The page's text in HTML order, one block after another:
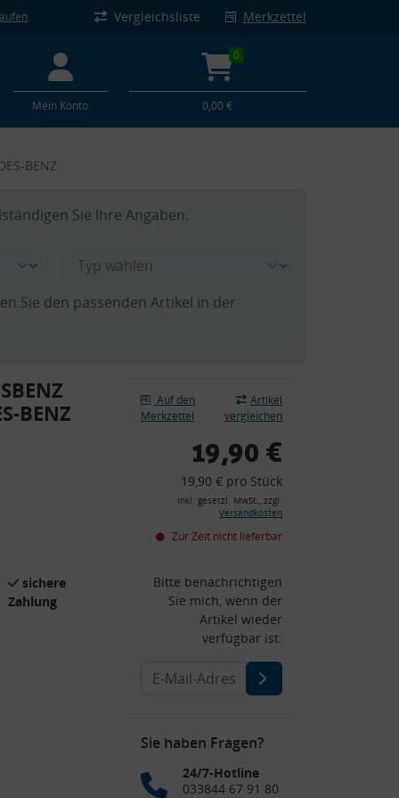
Vergleichsliste Merkzettel
Mein Konto
0
0,00 €
BENZ
Sie Ihre Angaben.
Sie den passenden Artikel in der
BENZ
sichere
Zahlung
Auf den
Merkzettel
Artikel
vergleichen
19,90 €
19,90 € pro Stück
inkl. gesetzl. MwSt., zzgl.
Versandkosten
Zur Zeit nicht lieferbar
Bitte benachrichtigen
Sie mich, wenn der
Artikel wieder
verfügbar ist:
Sie haben Fragen?
24/7-Hotline
033844 67 91 80